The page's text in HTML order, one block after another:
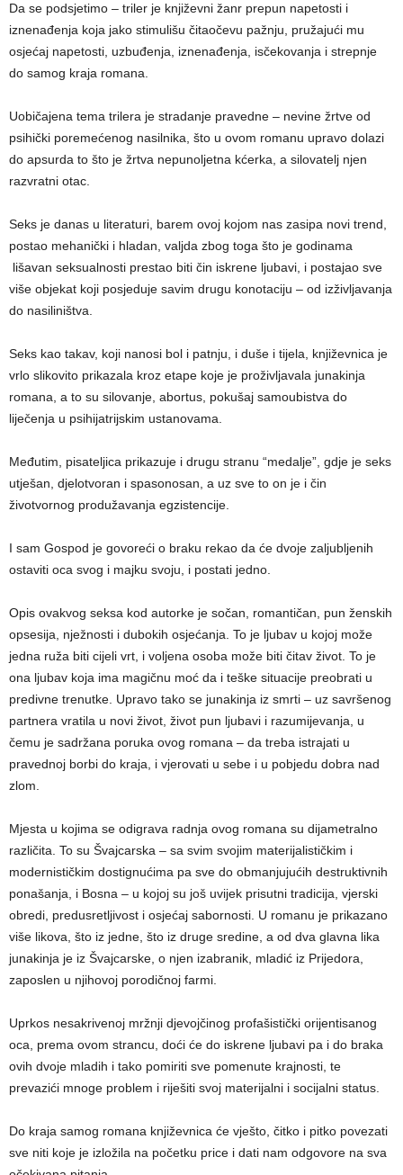
Da se podsjetimo – triler je književni žanr prepun napetosti i
iznenađenja koja jako stimulišu čitaočevu pažnju, pružajući mu
osjećaj napetosti, uzbuđenja, iznenađenja, isčekovanja i strepnje
do samog kraja romana.
Uobičajena tema trilera je stradanje pravedne – nevine žrtve od
psihički poremećenog nasilnika, što u ovom romanu upravo dolazi
do apsurda to što je žrtva nepunoljetna kćerka, a silovatelj njen
razvratni otac.
Seks je danas u literaturi, barem ovoj kojom nas zasipa novi trend,
postao mehanički i hladan, valjda zbog toga što je godinama
lišavan seksualnosti prestao biti čin iskrene ljubavi, i postajao sve
više objekat koji posjeduje savim drugu konotaciju – od izživljavanja
do nasiliništva.
Seks kao takav, koji nanosi bol i patnju, i duše i tijela, književnica je
vrlo slikovito prikazala kroz etape koje je proživljavala junakinja
romana, a to su silovanje, abortus, pokušaj samoubistva do
liječenja u psihijatrijskim ustanovama.
Međutim, pisateljica prikazuje i drugu stranu “medalje”, gdje je seks
utješan, djelotvoran i spasonosan, a uz sve to on je i čin
životvornog produžavanja egzistencije.
I sam Gospod je govoreći o braku rekao da će dvoje zaljubljenih
ostaviti oca svog i majku svoju, i postati jedno.
Opis ovakvog seksa kod autorke je sočan, romantičan, pun ženskih
opsesija, nježnosti i dubokih osjećanja. To je ljubav u kojoj može
jedna ruža biti cijeli vrt, i voljena osoba može biti čitav život. To je
ona ljubav koja ima magičnu moć da i teške situacije preobrati u
predivne trenutke. Upravo tako se junakinja iz smrti – uz savršenog
partnera vratila u novi život, život pun ljubavi i razumijevanja, u
čemu je sadržana poruka ovog romana – da treba istrajati u
pravednoj borbi do kraja, i vjerovati u sebe i u pobjedu dobra nad
zlom.
Mjesta u kojima se odigrava radnja ovog romana su dijametralno
različita. To su Švajcarska – sa svim svojim materijalističkim i
modernističkim dostignućima pa sve do obmanjujućih destruktivnih
ponašanja, i Bosna – u kojoj su još uvijek prisutni tradicija, vjerski
obredi, predusretljivost i osjećaj sabornosti. U romanu je prikazano
više likova, što iz jedne, što iz druge sredine, a od dva glavna lika
junakinja je iz Švajcarske, o njen izabranik, mladić iz Prijedora,
zaposlen u njihovoj porodičnoj farmi.
Uprkos nesakrivenoj mržnji djevojčinog profašistički orijentisanog
oca, prema ovom strancu, doći će do iskrene ljubavi pa i do braka
ovih dvoje mladih i tako pomiriti sve pomenute krajnosti, te
prevazići mnoge problem i riješiti svoj materijalni i socijalni status.
Do kraja samog romana književnica će vješto, čitko i pitko povezati
sve niti koje je izložila na početku price i dati nam odgovore na sva